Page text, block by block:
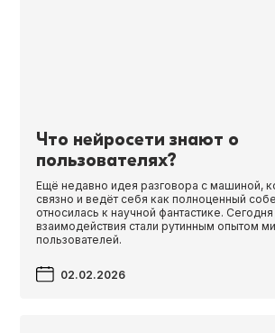
Что нейросети знают о
пользователях?
Ещё недавно идея разговора с машиной,
связно и ведёт себя как полноценный
относилась к научной фантастике.
взаимодействия стали рутинным опытом
пользователей.
02.02.2026